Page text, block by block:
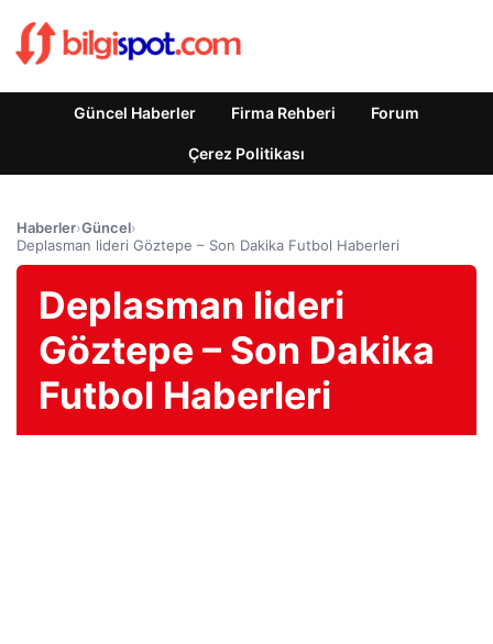
Güncel Haberler Firma Rehberi Forum
Çerez Politikası
Haberler›Güncel›
Deplasman lideri Göztepe – Son Dakika Futbol Haberleri
Deplasman lideri
Göztepe – Son Dakika
Futbol Haberleri